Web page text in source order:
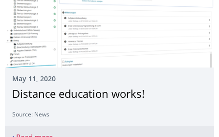
May 11, 2020
Distance education works!
Source: News